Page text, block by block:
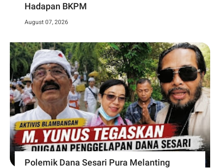
Hadapan BKPM
August 07, 2026
Polemik Dana Sesari Pura Melanting